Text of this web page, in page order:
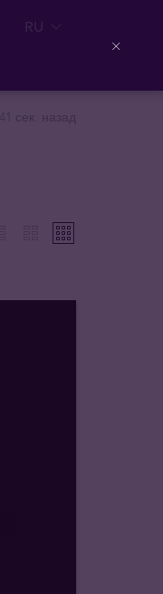
RU
Close